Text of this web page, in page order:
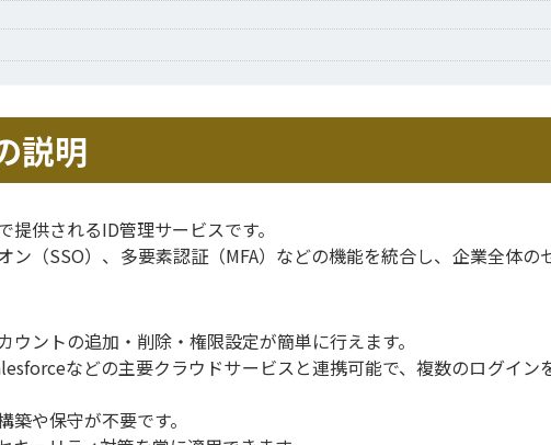
説明
供されるID管理サービスです。
（SSO）、多要素認証（MFA）などの機能を統合し、企業全体の
ントの追加・削除・権限設定が簡単に行えます。
などの主要クラウドサービスと連携可能で、複数のログイン
や保守が不要です。